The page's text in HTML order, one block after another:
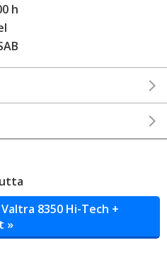
h
8350 Hi-Tech +
»